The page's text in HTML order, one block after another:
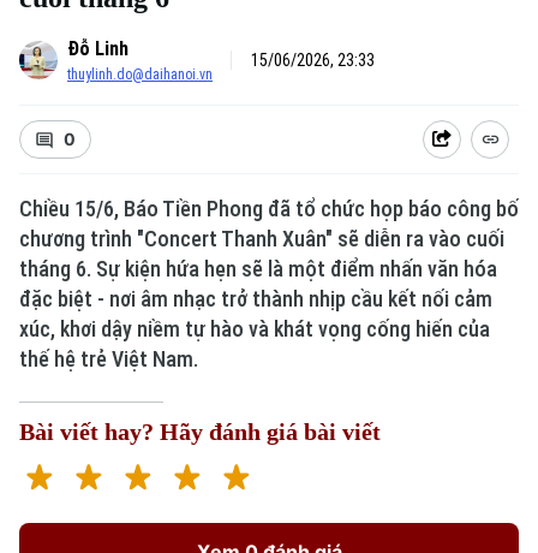
Đỗ Linh
thuylinh.do@daihanoi.vn
15/06/2026, 23:33
0
Chiều 15/6, Báo Tiền Phong đã tổ chức họp báo công bố
chương trình "Concert Thanh Xuân" sẽ diễn ra vào cuối
tháng 6. Sự kiện hứa hẹn sẽ là một điểm nhấn văn hóa
đặc biệt - nơi âm nhạc trở thành nhịp cầu kết nối cảm
xúc, khơi dậy niềm tự hào và khát vọng cống hiến của
thế hệ trẻ Việt Nam.
Bài viết hay? Hãy đánh giá bài viết